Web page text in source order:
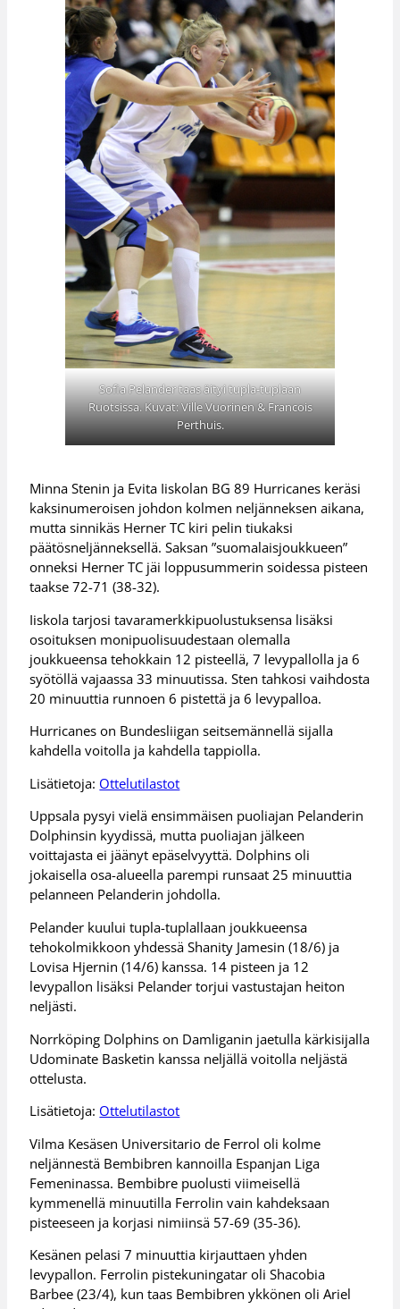
Sofia Pelander taas äityi tupla-tuplaan
Ruotsissa. Kuvat: Ville Vuorinen & Francois
Perthuis.
Minna Stenin ja Evita Iiskolan BG 89 Hurricanes keräsi
kaksinumeroisen johdon kolmen neljänneksen aikana,
mutta sinnikäs Herner TC kiri pelin tiukaksi
päätösneljänneksellä. Saksan ”suomalaisjoukkueen”
onneksi Herner TC jäi loppusummerin soidessa pisteen
taakse 72-71 (38-32).
Iiskola tarjosi tavaramerkkipuolustuksensa lisäksi
osoituksen monipuolisuudestaan olemalla
joukkueensa tehokkain 12 pisteellä, 7 levypallolla ja 6
syötöllä vajaassa 33 minuutissa. Sten tahkosi vaihdosta
20 minuuttia runnoen 6 pistettä ja 6 levypalloa.
Hurricanes on Bundesliigan seitsemännellä sijalla
kahdella voitolla ja kahdella tappiolla.
Lisätietoja: Ottelutilastot
Uppsala pysyi vielä ensimmäisen puoliajan Pelanderin
Dolphinsin kyydissä, mutta puoliajan jälkeen
voittajasta ei jäänyt epäselvyyttä. Dolphins oli
jokaisella osa-alueella parempi runsaat 25 minuuttia
pelanneen Pelanderin johdolla.
Pelander kuului tupla-tuplallaan joukkueensa
tehokolmikkoon yhdessä Shanity Jamesin (18/6) ja
Lovisa Hjernin (14/6) kanssa. 14 pisteen ja 12
levypallon lisäksi Pelander torjui vastustajan heiton
neljästi.
Norrköping Dolphins on Damliganin jaetulla kärkisijalla
Udominate Basketin kanssa neljällä voitolla neljästä
ottelusta.
Lisätietoja: Ottelutilastot
Vilma Kesäsen Universitario de Ferrol oli kolme
neljännestä Bembibren kannoilla Espanjan Liga
Femeninassa. Bembibre puolusti viimeisellä
kymmenellä minuutilla Ferrolin vain kahdeksaan
pisteeseen ja korjasi nimiinsä 57-69 (35-36).
Kesänen pelasi 7 minuuttia kirjauttaen yhden
levypallon. Ferrolin pistekuningatar oli Shacobia
Barbee (23/4), kun taas Bembibren ykkönen oli Ariel